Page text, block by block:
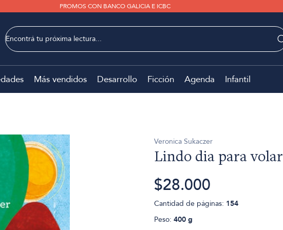
PROMOS CON BANCO GALICIA E ICBC
Más vendidos Desarrollo Ficción Agenda Infantil
Veronica Sukaczer
Lindo dia para volar
$28.000
Cantidad de páginas: 154
Peso: 400 g